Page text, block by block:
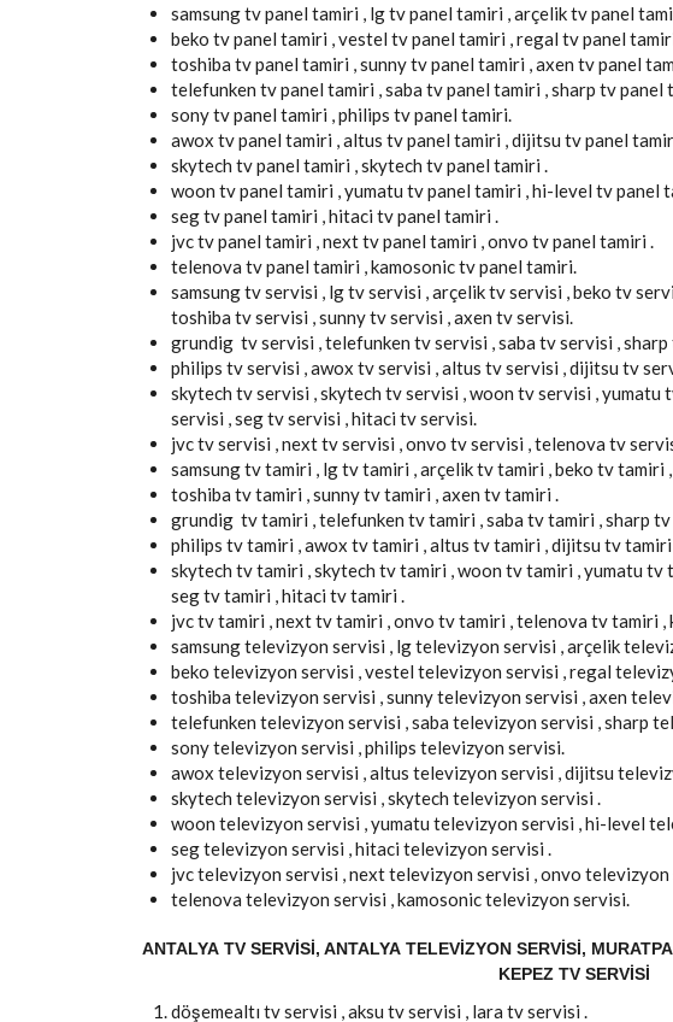
samsung tv panel tamiri , lg tv panel tamiri , arçelik tv panel
beko tv panel tamiri , vestel tv panel tamiri , regal tv panel
toshiba tv panel tamiri , sunny tv panel tamiri , axen tv panel
telefunken tv panel tamiri , saba tv panel tamiri , sharp tv panel
sony tv panel tamiri , philips tv panel tamiri.
awox tv panel tamiri , altus tv panel tamiri , dijitsu tv panel
skytech tv panel tamiri , skytech tv panel tamiri .
woon tv panel tamiri , yumatu tv panel tamiri , hi-level tv panel
seg tv panel tamiri , hitaci tv panel tamiri .
jvc tv panel tamiri , next tv panel tamiri , onvo tv panel tamiri .
telenova tv panel tamiri , kamosonic tv panel tamiri.
samsung tv servisi , lg tv servisi , arçelik tv servisi , beko tv
toshiba tv servisi , sunny tv servisi , axen tv servisi.
grundig tv servisi , telefunken tv servisi , saba tv servisi ,
philips tv servisi , awox tv servisi , altus tv servisi , dijitsu tv
skytech tv servisi , skytech tv servisi , woon tv servisi ,
servisi , seg tv servisi , hitaci tv servisi.
jvc tv servisi , next tv servisi , onvo tv servisi , telenova tv
samsung tv tamiri , lg tv tamiri , arçelik tv tamiri , beko tv
toshiba tv tamiri , sunny tv tamiri , axen tv tamiri .
grundig tv tamiri , telefunken tv tamiri , saba tv tamiri , sharp
philips tv tamiri , awox tv tamiri , altus tv tamiri , dijitsu tv tamiri
skytech tv tamiri , skytech tv tamiri , woon tv tamiri , yumatu
seg tv tamiri , hitaci tv tamiri .
jvc tv tamiri , next tv tamiri , onvo tv tamiri , telenova tv tamiri ,
samsung televizyon servisi , lg televizyon servisi , arçelik
beko televizyon servisi , vestel televizyon servisi , regal
toshiba televizyon servisi , sunny televizyon servisi , axen
telefunken televizyon servisi , saba televizyon servisi , sharp
sony televizyon servisi , philips televizyon servisi.
awox televizyon servisi , altus televizyon servisi , dijitsu
skytech televizyon servisi , skytech televizyon servisi .
woon televizyon servisi , yumatu televizyon servisi , hi-level
seg televizyon servisi , hitaci televizyon servisi .
jvc televizyon servisi , next televizyon servisi , onvo televizyon
telenova televizyon servisi , kamosonic televizyon servisi.
ANTALYA TV SERVISI, ANTALYA TELEVIZYON SERVISI,
KEPEZ TV SERVISI
döşemealtı tv servisi , aksu tv servisi , lara tv servisi .